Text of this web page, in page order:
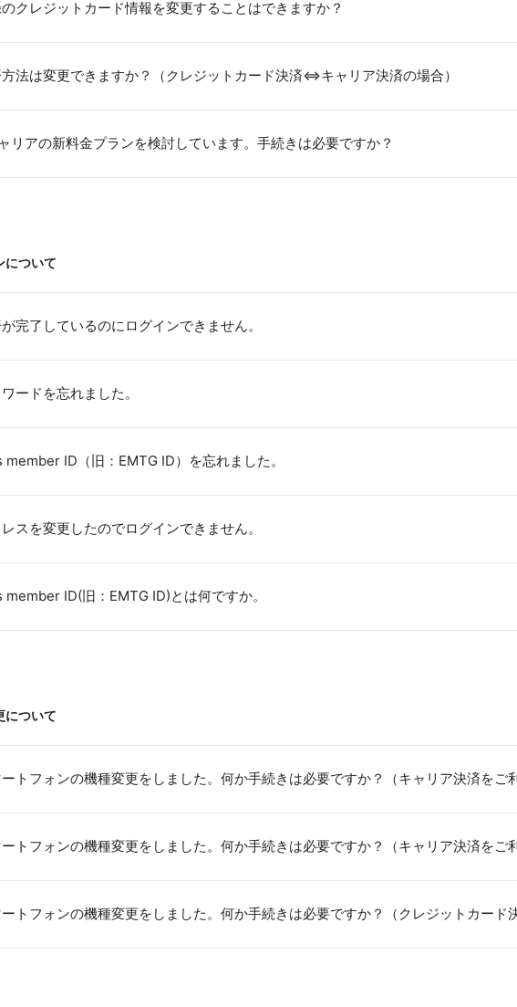
クレジットカード情報を変更することはできますか？
法は変更できますか？（クレジットカード決済⇔キャリア決済の場合）
リアの新料金プランを検討しています。手続きは必要ですか？
について
完了しているのにログインできません。
ードを忘れました。
member ID（旧：EMTG ID）を忘れました。
スを変更したのでログインできません。
member ID(旧：EMTG ID)とは何ですか。
について
トフォンの機種変更をしました。何か手続きは必要ですか？（キャリア決済をご
トフォンの機種変更をしました。何か手続きは必要ですか？（キャリア決済をご
トフォンの機種変更をしました。何か手続きは必要ですか？（クレジットカード